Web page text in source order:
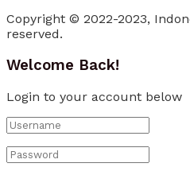
Copyright © 2022-2023,
reserved.
Welcome Back!
Login to your account below